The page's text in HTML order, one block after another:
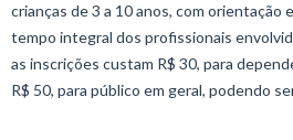
crianças de 3 a 10 anos, com orientação
tempo integral dos profissionais
as inscrições custam R$ 30, para
R$ 50, para público em geral, podendo